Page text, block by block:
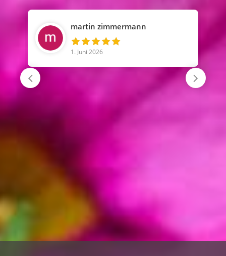
Torsten Hettwer
26. Mai 2026
Eine absolut tolle und schnelle
Sonderwünsche wurde sofort